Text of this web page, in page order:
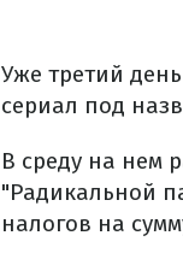
Уже третий
сериал под
В среду на нем
"Радикальной
налогов на